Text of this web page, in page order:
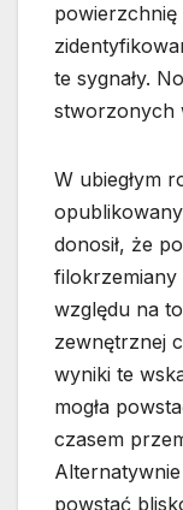
te sygnały.
stworzonych
W ubiegłym
donosił, że
filokrzemiany
względu na
zewnętrznej
wyniki te
mogła
czasem
powstać